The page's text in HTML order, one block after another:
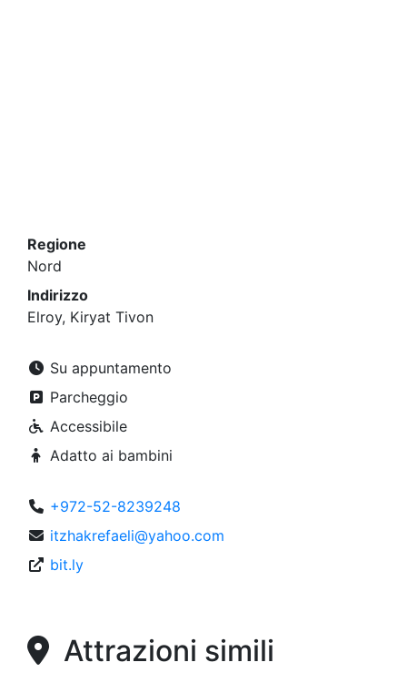
Regione
Nord
Indirizzo
Elroy, Kiryat Tivon
Su appuntamento
Parcheggio
Accessibile
Adatto ai bambini
+972-52-8239248
itzhakrefaeli@yahoo.com
bit.ly
Attrazioni simili